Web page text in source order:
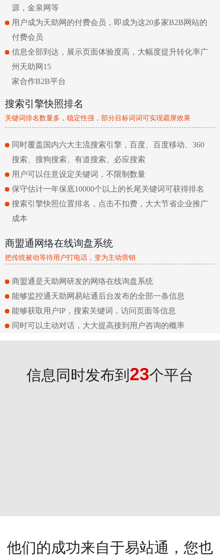
源，金泉网等
用户成为天助网的付费会员，即成为这20多家B2B网站的
付费会员
信息全部到达，展示页面体验度高，大幅度提升转化率广
州天助网15
家合作B2B平台
搜索引擎快照排名
关键词排名数量多，稳定性强，部分目标词词可实现霸屏效果
同时覆盖国内六大主流搜索引擎，百度、百度移动、360
搜索、搜狗搜索、有道搜索、必应搜索
用户可以任意设定关键词，不限制数量
保守估计一年保底10000个以上的长尾关键词可获得排名
搜索引擎快照位置排名，点击不扣费，大大节省企业推广
成本
商盟通网络在线询盘系统
把传统被动等待用户打电话，变为主动营销
商盟通是天助网研发的网络在线询盘系统
能够监控通天助网易站通后台发布的全部一条信息
能够获取用户IP，搜索关键词，访问页面等信息
同时可以主动对话，大大提高接到用户咨询的概率
信息同时发布到 23个平台
他们的成功来自于易站通，您也